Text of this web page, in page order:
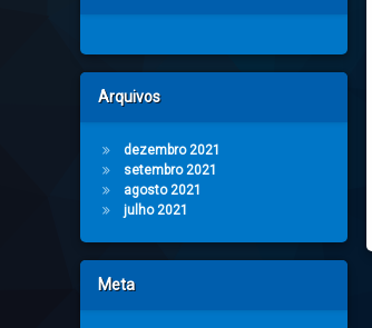
Arquivos
dezembro 2021
setembro 2021
agosto 2021
julho 2021
Meta